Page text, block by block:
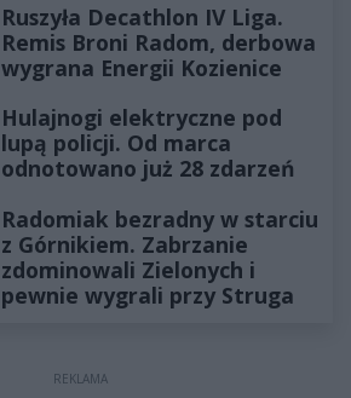
Ruszyła Decathlon IV Liga.
Remis Broni Radom, derbowa
wygrana Energii Kozienice
Hulajnogi elektryczne pod
lupą policji. Od marca
odnotowano już 28 zdarzeń
Radomiak bezradny w starciu
z Górnikiem. Zabrzanie
zdominowali Zielonych i
pewnie wygrali przy Struga
REKLAMA